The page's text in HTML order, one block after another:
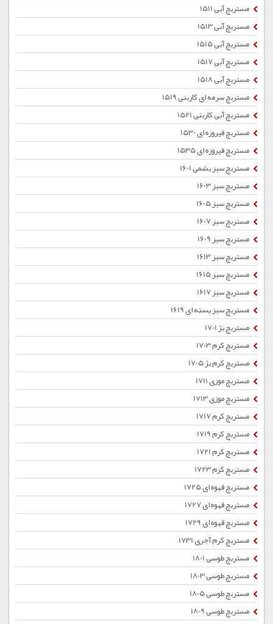
مستربچ آبی 1511
مستربچ آبی 1513
مستربچ آبی 1515
مستربچ آبی 1517
مستربچ آبی 1518
مستربچ سرمه ای کاربنی 1519
مستربچ آبی کاربنی 1521
مستربچ فیروزه ای 1530
مستربچ فیروزه ای 1535
مستربچ سبز یشمی 1601
مستربچ سبز 1603
مستربچ سبز 1605
مستربچ سبز 1607
مستربچ سبز 1609
مستربچ سبز 1613
مستربچ سبز 1615
مستربچ سبز 1617
مستربچ سبز پسته ای 1619
مستربچ بژ 1701
مستربچ کرم 1703
مستربچ کرم بژ 1705
مستربچ موزی 1711
مستربچ موزی 1713
مستربچ کرم 1717
مستربچ کرم 1719
مستربچ کرم 1721
مستربچ کرم 1723
مستربچ قهوه ای 1725
مستربچ قهوه ای 1727
مستربچ قهوه ای 1729
مستربچ کرم آجری 1731
مستربچ طوسی 1801
مستربچ طوسی 1803
مستربچ طوسی 1805
مستربچ طوسی 1809